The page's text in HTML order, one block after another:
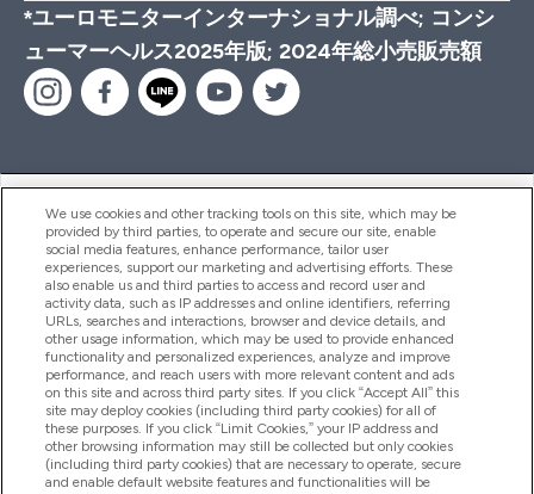
*ユーロモニターインターナショナル調べ; コンシ
ューマーヘルス2025年版; 2024年総小売販売額
ヘルプ＆ガイド
商品について
会社概要
特典＆ポイント
We use cookies and other tracking tools on this site, which may be
provided by third parties, to operate and secure our site, enable
social media features, enhance performance, tailor user
experiences, support our marketing and advertising efforts. These
also enable us and third parties to access and record user and
activity data, such as IP addresses and online identifiers, referring
URLs, searches and interactions, browser and device details, and
other usage information, which may be used to provide enhanced
functionality and personalized experiences, analyze and improve
performance, and reach users with more relevant content and ads
on this site and across third party sites. If you click “Accept All” this
site may deploy cookies (including third party cookies) for all of
these purposes. If you click “Limit Cookies,” your IP address and
other browsing information may still be collected but only cookies
(including third party cookies) that are necessary to operate, secure
and enable default website features and functionalities will be